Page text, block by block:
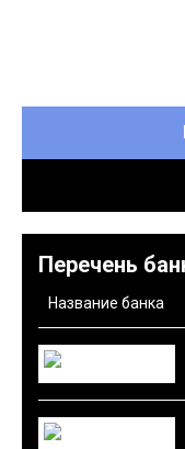
Перечень
Название банка